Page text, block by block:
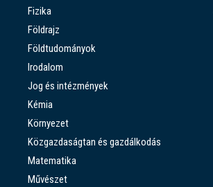
Fizika
Földrajz
Földtudományok
Irodalom
Jog és intézmények
Kémia
Környezet
Közgazdaságtan és gazdálkodás
Matematika
Művészet